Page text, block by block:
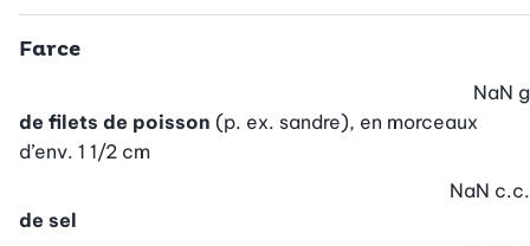
Farce
de filets de poisson (p. ex. sandre), en morceaux
d’env. 1 1/2 cm
NaN g
de sel
NaN c.c.